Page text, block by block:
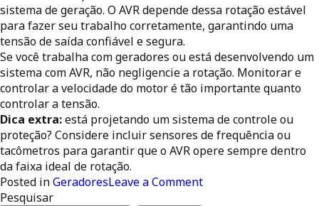
sistema de geração. O AVR depende dessa rotação estável
para fazer seu trabalho corretamente, garantindo uma
tensão de saída confiável e segura.
Se você trabalha com geradores ou está desenvolvendo um
sistema com AVR, não negligencie a rotação. Monitorar e
controlar a velocidade do motor é tão importante quanto
controlar a tensão.
Dica extra:está projetando um sistema de controle ou
proteção? Considere incluir sensores de frequência ou
tacômetros para garantir que o AVR opere sempre dentro
da faixa ideal de rotação.
Posted inGeradoresLeave a Commenton
Pesquisar